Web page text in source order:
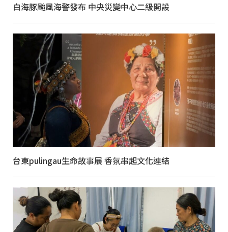
白海豚颱風海警發布 中央災變中心二級開設
台東pulingau生命故事展 香氛串起文化連結